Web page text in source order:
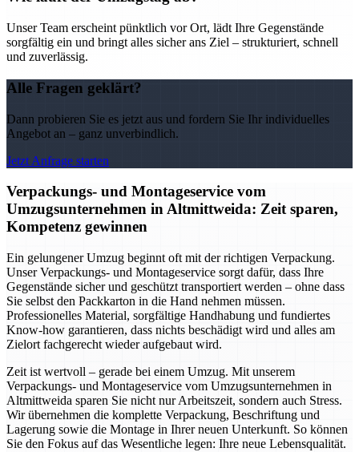
Unser Team erscheint pünktlich vor Ort, lädt Ihre Gegenstände
sorgfältig ein und bringt alles sicher ans Ziel – strukturiert, schnell
und zuverlässig.
Alle Fragen geklärt?
Dann probieren Sie es jetzt aus und fordern Sie Ihr individuelles
Angebot an – ganz unverbindlich.
Jetzt Anfrage starten
Verpackungs- und Montageservice vom
Umzugsunternehmen in Altmittweida: Zeit sparen,
Kompetenz gewinnen
Ein gelungener Umzug beginnt oft mit der richtigen Verpackung.
Unser Verpackungs- und Montageservice sorgt dafür, dass Ihre
Gegenstände sicher und geschützt transportiert werden – ohne dass
Sie selbst den Packkarton in die Hand nehmen müssen.
Professionelles Material, sorgfältige Handhabung und fundiertes
Know-how garantieren, dass nichts beschädigt wird und alles am
Zielort fachgerecht wieder aufgebaut wird.
Zeit ist wertvoll – gerade bei einem Umzug. Mit unserem
Verpackungs- und Montageservice vom Umzugsunternehmen in
Altmittweida sparen Sie nicht nur Arbeitszeit, sondern auch Stress.
Wir übernehmen die komplette Verpackung, Beschriftung und
Lagerung sowie die Montage in Ihrer neuen Unterkunft. So können
Sie den Fokus auf das Wesentliche legen: Ihre neue Lebensqualität.